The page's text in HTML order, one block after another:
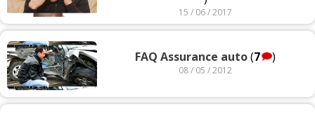
15 / 06 / 2017
FAQ Assurance auto(7 )
08 / 05 / 2012